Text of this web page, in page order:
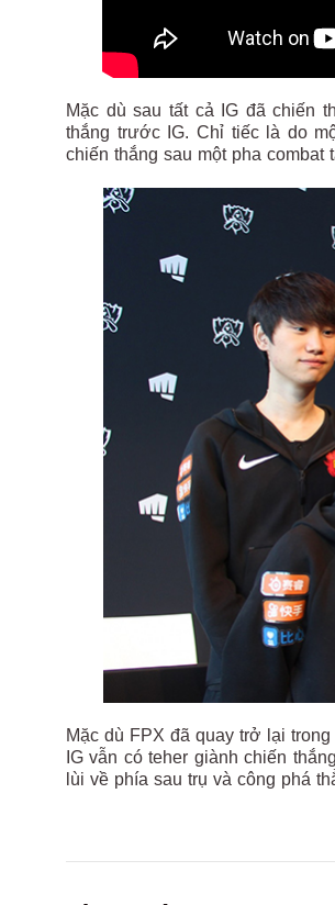
Mặc dù sau tất cả IG đã chiến
thắng trước IG. Chỉ tiếc là do
chiến thắng sau một pha combat
Mặc dù FPX đã quay trở lại
IG vẫn có teher giành chiến
lùi về phía sau trụ và công phá